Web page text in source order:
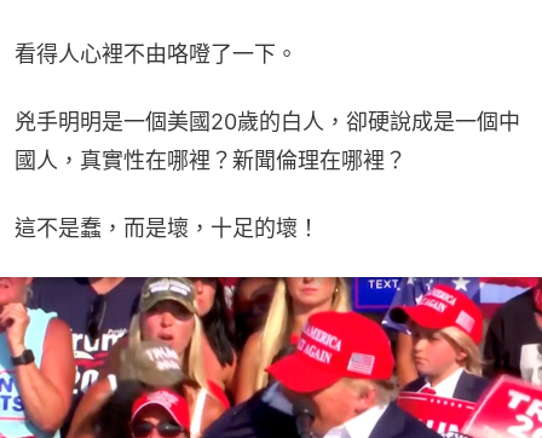
看得人心裡不由咯噔了一下。
兇手明明是一個美國20歲的白人，卻硬說成是一個中
國人，真實性在哪裡？新聞倫理在哪裡？
這不是蠢，而是壞，十足的壞！